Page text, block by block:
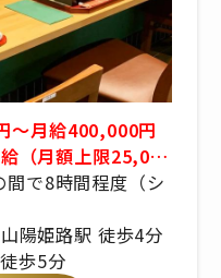
〜月給400,000円
（月額上限25,000
、固定残業代手当
※経験・年齢・能
※昇給あり
で8時間程度（シ
陽姫路駅 徒歩4分
歩5分